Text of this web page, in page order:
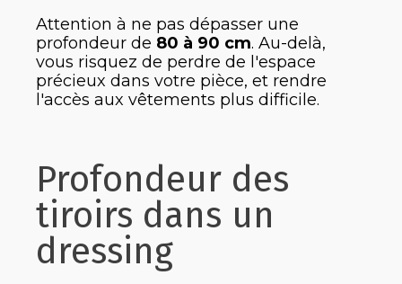
Attention à ne pas dépasser une
profondeur de 80 à 90 cm. Au-delà,
vous risquez de perdre de l'espace
précieux dans votre pièce, et rendre
l'accès aux vêtements plus difficile.
Profondeur des
tiroirs dans un
dressing